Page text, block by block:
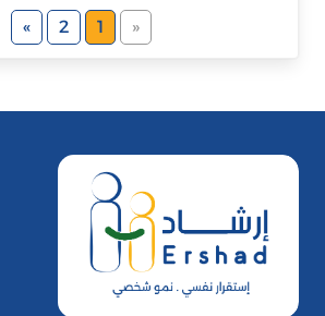
«
1
2
»